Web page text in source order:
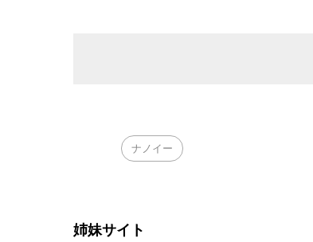
ナノイー
姉妹サイト